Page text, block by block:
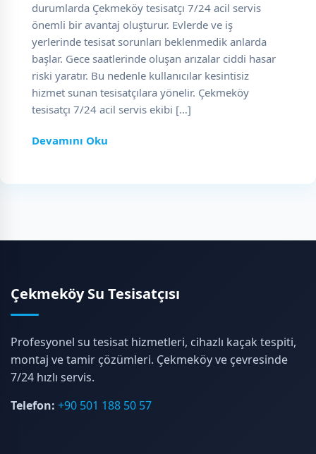
durumlarda Çekmeköy tesisatçı 7/24 acil servis
önemli bir avantaj oluşturur. Evlerde ve iş
yerlerinde tesisat sorunları beklenmedik anlarda
başlar. Gece saatlerinde oluşan arızalar ciddi hasar
riski yaratır. Bu nedenle kullanıcılar kesintisiz
hizmet sunan tesisatçılara yönelir. Çekmeköy
tesisatçı 7/24 acil servis ekibi […]
Devamını Oku
Çekmeköy Su Tesisatçısı
Profesyonel su tesisat hizmetleri, cihazlı kaçak tespiti,
montaj ve tamir çözümleri. Çekmeköy ve çevresinde
7/24 hızlı servis.
Telefon: +90 501 188 50 57